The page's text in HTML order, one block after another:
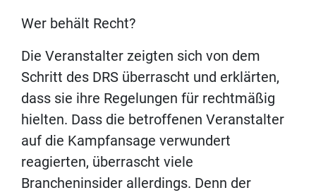
Wer behält Recht?
Die Veranstalter zeigten sich von dem
Schritt des DRS überrascht und erklärten,
dass sie ihre Regelungen für rechtmäßig
hielten. Dass die betroffenen Veranstalter
auf die Kampfansage verwundert
reagierten, überrascht viele
Brancheninsider allerdings. Denn der